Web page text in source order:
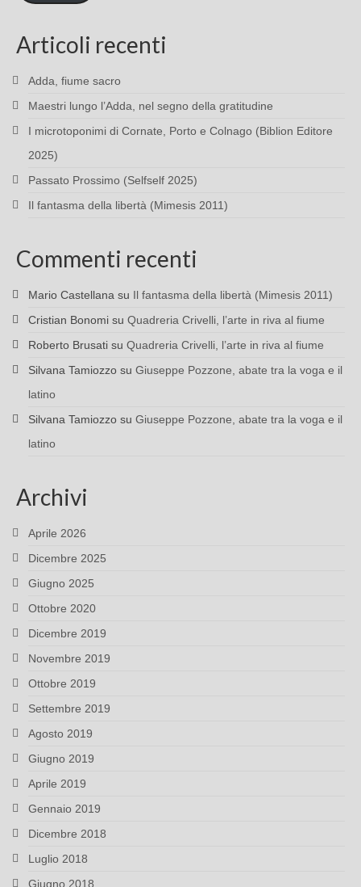
Articoli recenti
Adda, fiume sacro
Maestri lungo l’Adda, nel segno della gratitudine
I microtoponimi di Cornate, Porto e Colnago (Biblion Editore
2025)
Passato Prossimo (Selfself 2025)
Il fantasma della libertà (Mimesis 2011)
Commenti recenti
Mario Castellana su Il fantasma della libertà (Mimesis 2011)
Cristian Bonomi su Quadreria Crivelli, l’arte in riva al fiume
Roberto Brusati su Quadreria Crivelli, l’arte in riva al fiume
Silvana Tamiozzo su Giuseppe Pozzone, abate tra la voga e il
latino
Silvana Tamiozzo su Giuseppe Pozzone, abate tra la voga e il
latino
Archivi
Aprile 2026
Dicembre 2025
Giugno 2025
Ottobre 2020
Dicembre 2019
Novembre 2019
Ottobre 2019
Settembre 2019
Agosto 2019
Giugno 2019
Aprile 2019
Gennaio 2019
Dicembre 2018
Luglio 2018
Giugno 2018